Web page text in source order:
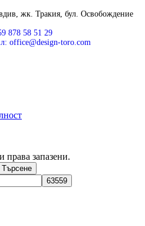
жк. Тракия, бул. Освобождение
878 58 51 29
office@design-toro.com
запазени.
Търсене